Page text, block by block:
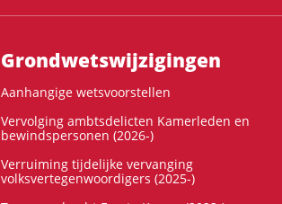
Grondwets­wijzigingen
Aanhangige wetsvoorstellen
Vervolging ambtsdelicten Kamerleden en
bewindspersonen (2026-)
Verruiming tijdelijke vervanging
volksvertegenwoordigers (2025-)